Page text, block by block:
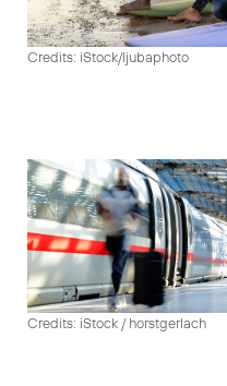
Credits: iStock/ljubaphoto
Credits: iStock / horstgerlach